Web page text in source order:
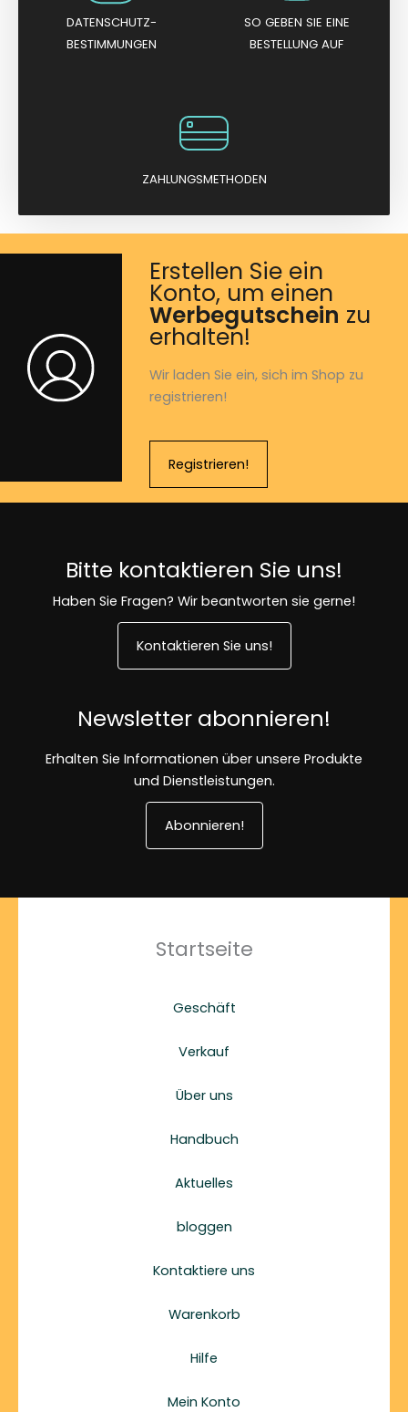
DATENSCHUTZ-
BESTIMMUNGEN
SO GEBEN SIE EINE
BESTELLUNG AUF
ZAHLUNGSMETHODEN
Erstellen Sie ein
Konto, um einen
Werbegutschein zu
erhalten!
Wir laden Sie ein, sich im Shop zu
registrieren!
Registrieren!
Bitte kontaktieren Sie uns!
Haben Sie Fragen? Wir beantworten sie gerne!
Kontaktieren Sie uns!
Newsletter abonnieren!
Erhalten Sie Informationen über unsere Produkte
und Dienstleistungen.
Abonnieren!
Startseite
Geschäft
Verkauf
Über uns
Handbuch
Aktuelles
bloggen
Kontaktiere uns
Warenkorb
Hilfe
Mein Konto